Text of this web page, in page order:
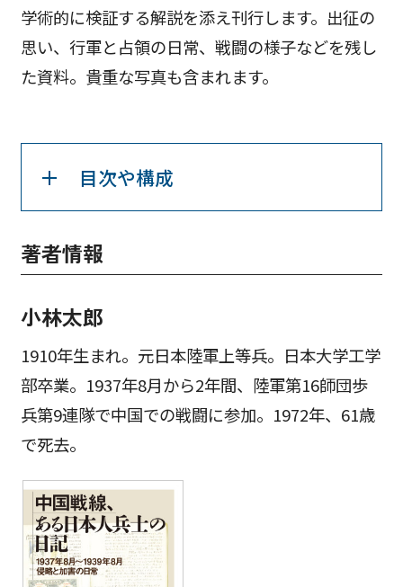
学術的に検証する解説を添え刊行します。出征の
思い、行軍と占領の日常、戦闘の様子などを残し
た資料。貴重な写真も含まれます。
目次や構成
著者情報
小林太郎
1910年生まれ。元日本陸軍上等兵。日本大学工学
部卒業。1937年8月から2年間、陸軍第16師団歩
兵第9連隊で中国での戦闘に参加。1972年、61歳
で死去。